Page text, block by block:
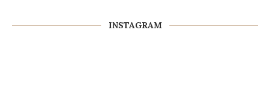
INSTAGRAM